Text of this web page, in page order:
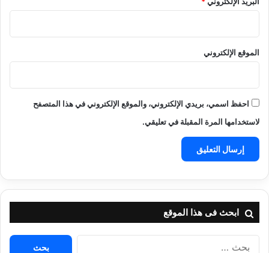
الموقع الإلكتروني
احفظ اسمي، بريدي الإلكتروني، والموقع الإلكتروني في هذا المتصفح
لاستخدامها المرة المقبلة في تعليقي.
ابحث فى هذا الموقع
البحث